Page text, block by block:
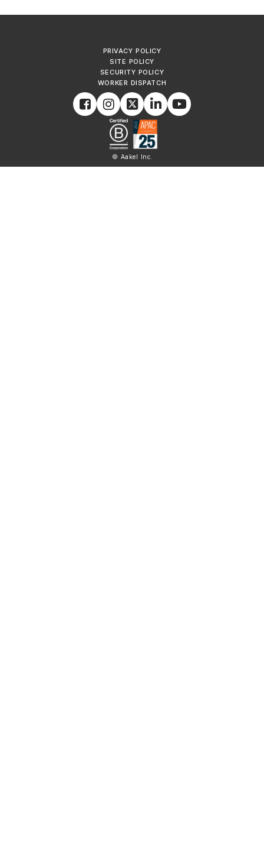
PRIVACY POLICY
SITE POLICY
SECURITY POLICY
WORKER DISPATCH
© Aakel Inc.